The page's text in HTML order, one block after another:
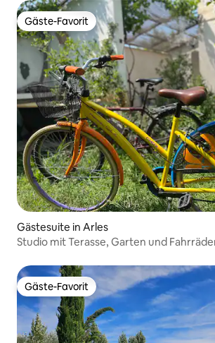
Gäste-Favorit
Gäste-Favorit
Gästesuite in Arles
Studio mit Terasse, Garten und
Gäste-Favorit
Gäste-Favorit